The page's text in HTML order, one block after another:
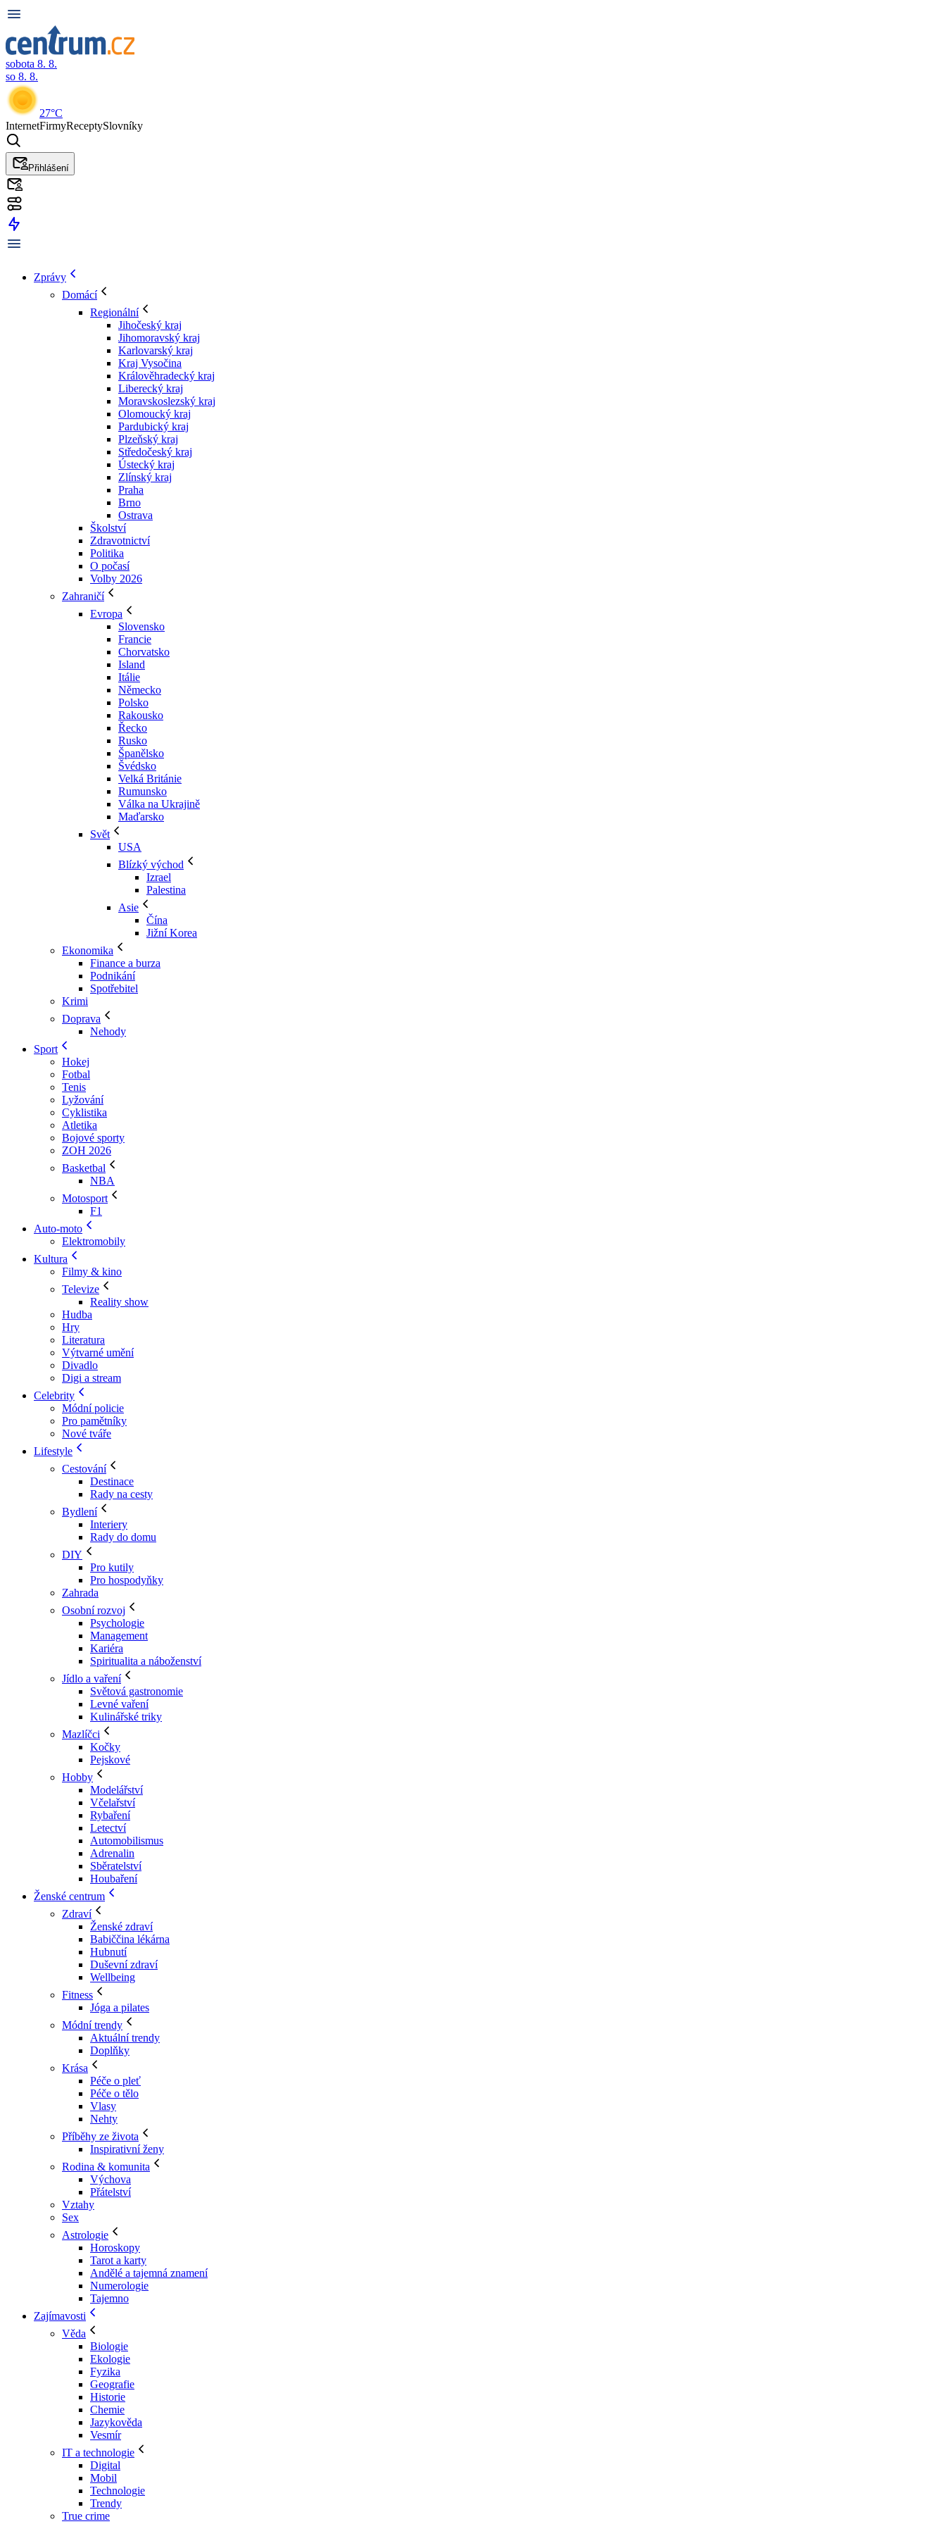
sobota 8. 8.
so 8. 8.
27°C
InternetFirmyReceptySlovníky
Přihlášení
Zprávy
Domácí
Regionální
Jihočeský kraj
Jihomoravský kraj
Karlovarský kraj
Kraj Vysočina
Králověhradecký kraj
Liberecký kraj
Moravskoslezský kraj
Olomoucký kraj
Pardubický kraj
Plzeňský kraj
Středočeský kraj
Ústecký kraj
Zlínský kraj
Praha
Brno
Ostrava
Školství
Zdravotnictví
Politika
O počasí
Volby 2026
Zahraničí
Evropa
Slovensko
Francie
Chorvatsko
Island
Itálie
Německo
Polsko
Rakousko
Řecko
Rusko
Španělsko
Švédsko
Velká Británie
Rumunsko
Válka na Ukrajině
Maďarsko
Svět
USA
Blízký východ
Izrael
Palestina
Asie
Čína
Jižní Korea
Ekonomika
Finance a burza
Podnikání
Spotřebitel
Krimi
Doprava
Nehody
Sport
Hokej
Fotbal
Tenis
Lyžování
Cyklistika
Atletika
Bojové sporty
ZOH 2026
Basketbal
NBA
Motosport
F1
Auto-moto
Elektromobily
Kultura
Filmy & kino
Televize
Reality show
Hudba
Hry
Literatura
Výtvarné umění
Divadlo
Digi a stream
Celebrity
Módní policie
Pro pamětníky
Nové tváře
Lifestyle
Cestování
Destinace
Rady na cesty
Bydlení
Interiery
Rady do domu
DIY
Pro kutily
Pro hospodyňky
Zahrada
Osobní rozvoj
Psychologie
Management
Kariéra
Spiritualita a náboženství
Jídlo a vaření
Světová gastronomie
Levné vaření
Kulinářské triky
Mazlíčci
Kočky
Pejskové
Hobby
Modelářství
Včelařství
Rybaření
Letectví
Automobilismus
Adrenalin
Sběratelství
Houbaření
Ženské centrum
Zdraví
Ženské zdraví
Babiččina lékárna
Hubnutí
Duševní zdraví
Wellbeing
Fitness
Jóga a pilates
Módní trendy
Aktuální trendy
Doplňky
Krása
Péče o pleť
Péče o tělo
Vlasy
Nehty
Příběhy ze života
Inspirativní ženy
Rodina & komunita
Výchova
Přátelství
Vztahy
Sex
Astrologie
Horoskopy
Tarot a karty
Andělé a tajemná znamení
Numerologie
Tajemno
Zajímavosti
Věda
Biologie
Ekologie
Fyzika
Geografie
Historie
Chemie
Jazykověda
Vesmír
IT a technologie
Digital
Mobil
Technologie
Trendy
True crime